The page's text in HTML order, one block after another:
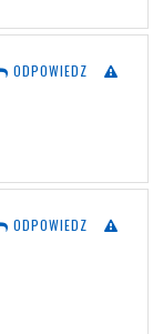
ODPOWIEDZ
ODPOWIEDZ